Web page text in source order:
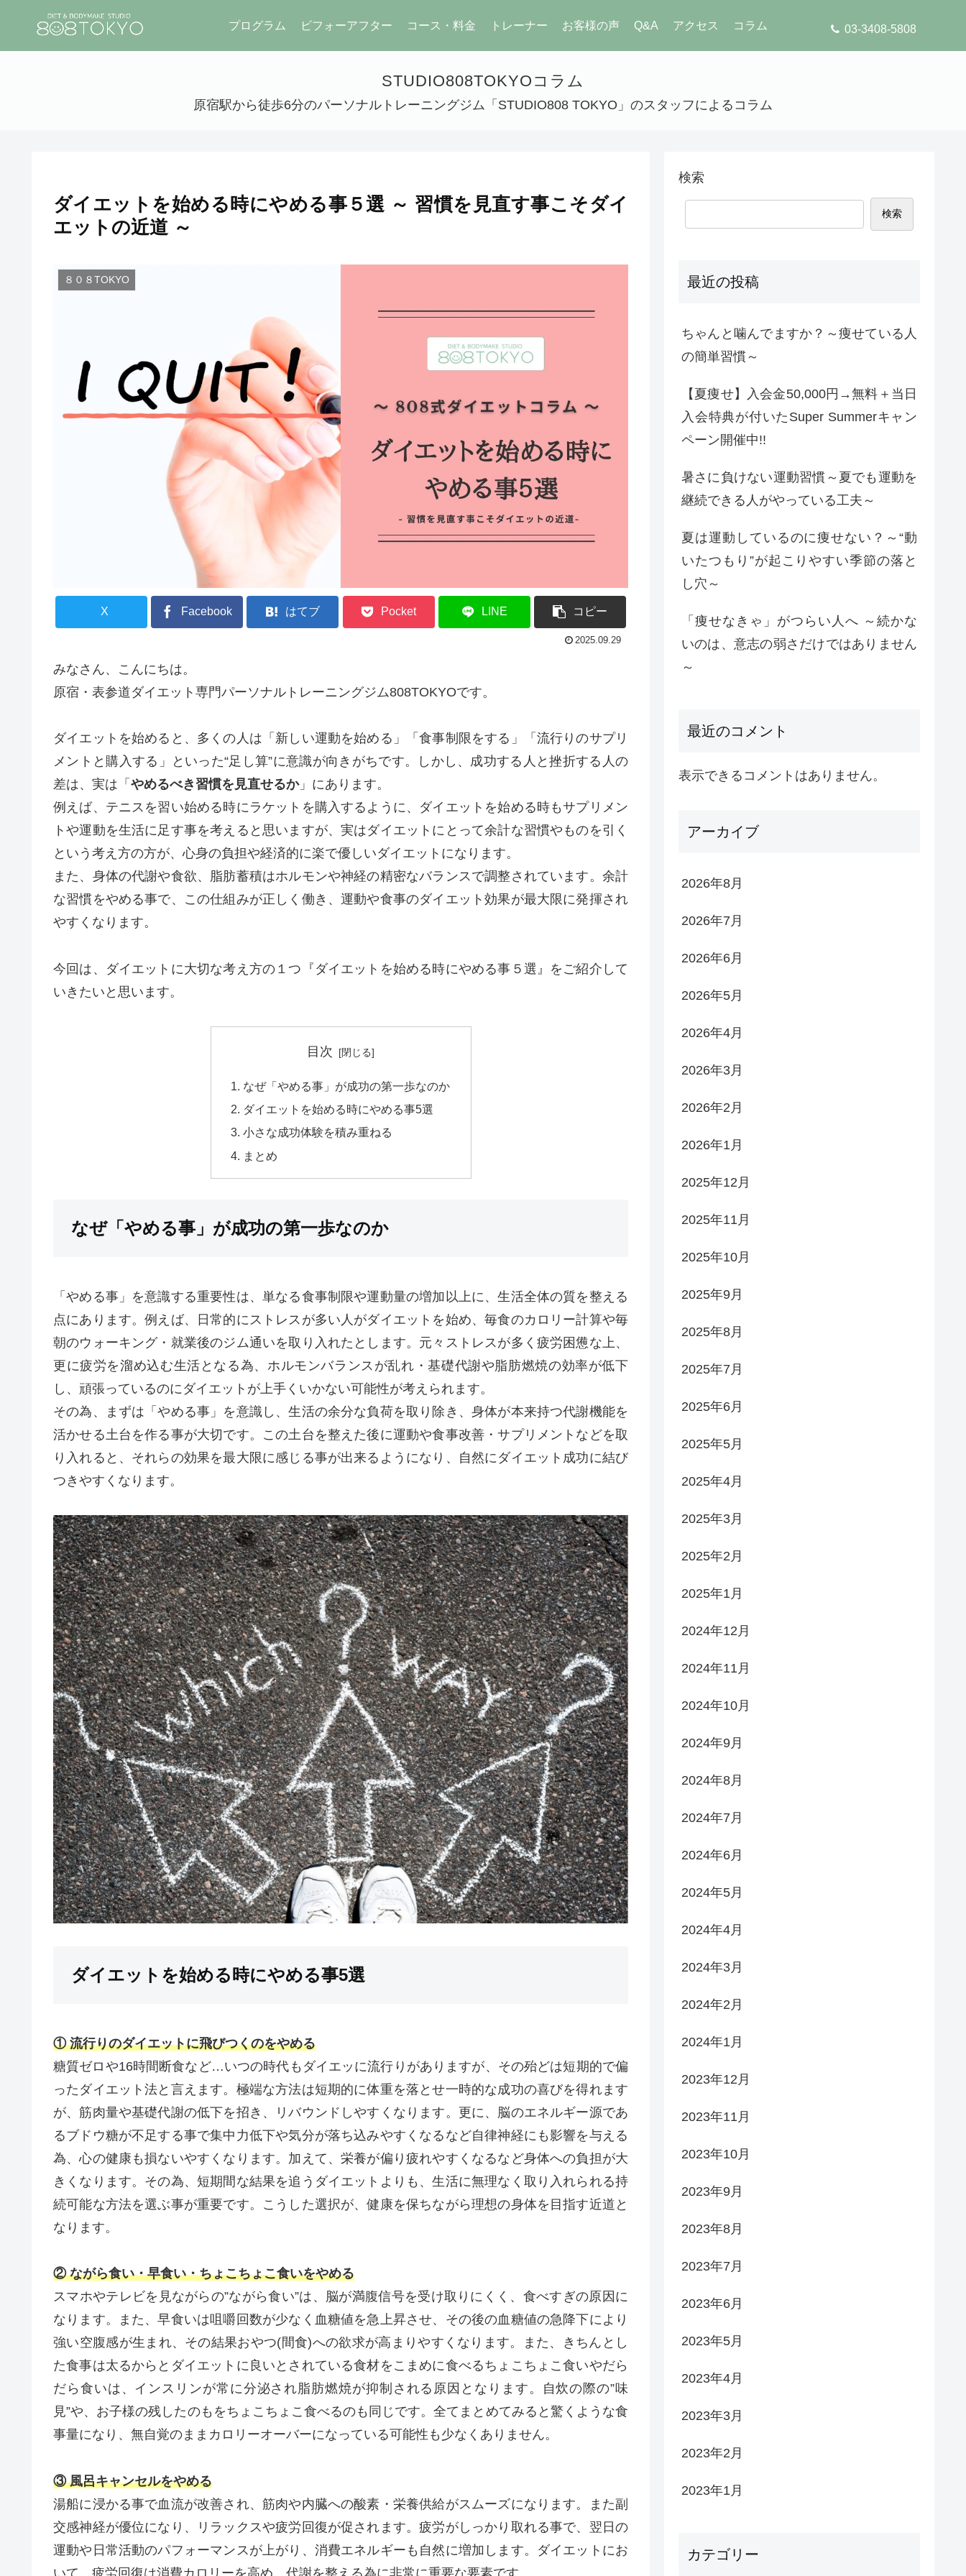
03-3408-5808
プログラム ビフォーアフター コース・料金 トレーナー お客様の声 Q&A アクセス コラム
STUDIO808TOKYOコラム
原宿駅から徒歩6分のパーソナルトレーニングジム「STUDIO808 TOKYO」のスタッフによるコラム
ダイエットを始める時にやめる事５選 ～ 習慣を見直す事こそダイ
エットの近道 ～
８０８TOKYO
X Facebook はてブ Pocket LINE コピー
2025.09.29
みなさん、こんにちは。
原宿・表参道ダイエット専門パーソナルトレーニングジム808TOKYOです。
ダイエットを始めると、多くの人は「新しい運動を始める」「食事制限をする」「流行りのサプリ
メントと購入する」といった“足し算”に意識が向きがちです。しかし、成功する人と挫折する人の
差は、実は「 やめるべき習慣を見直せるか」にあります。
例えば、テニスを習い始める時にラケットを購入するように、ダイエットを始める時もサプリメン
トや運動を生活に足す事を考えると思いますが、実はダイエットにとって余計な習慣やものを引く
という考え方の方が、心身の負担や経済的に楽で優しいダイエットになります。
また、身体の代謝や食欲、脂肪蓄積はホルモンや神経の精密なバランスで調整されています。余計
な習慣をやめる事で、この仕組みが正しく働き、運動や食事のダイエット効果が最大限に発揮され
やすくなります。
今回は、ダイエットに大切な考え方の１つ『ダイエットを始める時にやめる事５選』をご紹介して
いきたいと思います。
目次
なぜ「やめる事」が成功の第一歩なのか
ダイエットを始める時にやめる事5選
小さな成功体験を積み重ねる
まとめ
なぜ「やめる事」が成功の第一歩なのか
「やめる事」を意識する重要性は、単なる食事制限や運動量の増加以上に、生活全体の質を整える
点にあります。例えば、日常的にストレスが多い人がダイエットを始め、毎食のカロリー計算や毎
朝のウォーキング・就業後のジム通いを取り入れたとします。元々ストレスが多く疲労困憊な上、
更に疲労を溜め込む生活となる為、ホルモンバランスが乱れ・基礎代謝や脂肪燃焼の効率が低下
し、頑張っているのにダイエットが上手くいかない可能性が考えられます。
その為、まずは「やめる事」を意識し、生活の余分な負荷を取り除き、身体が本来持つ代謝機能を
活かせる土台を作る事が大切です。この土台を整えた後に運動や食事改善・サプリメントなどを取
り入れると、それらの効果を最大限に感じる事が出来るようになり、自然にダイエット成功に結び
つきやすくなります。
ダイエットを始める時にやめる事5選
① 流行りのダイエットに飛びつくのをやめる
糖質ゼロや16時間断食など…いつの時代もダイエッに流行りがありますが、その殆どは短期的で偏
ったダイエット法と言えます。極端な方法は短期的に体重を落とせ一時的な成功の喜びを得れます
が、筋肉量や基礎代謝の低下を招き、リバウンドしやすくなります。更に、脳のエネルギー源であ
るブドウ糖が不足する事で集中力低下や気分が落ち込みやすくなるなど自律神経にも影響を与える
為、心の健康も損ないやすくなります。加えて、栄養が偏り疲れやすくなるなど身体への負担が大
きくなります。その為、短期間な結果を追うダイエットよりも、生活に無理なく取り入れられる持
続可能な方法を選ぶ事が重要です。こうした選択が、健康を保ちながら理想の身体を目指す近道と
なります。
② ながら食い・早食い・ちょこちょこ食いをやめる
スマホやテレビを見ながらの”ながら食い”は、脳が満腹信号を受け取りにくく、食べすぎの原因に
なります。また、早食いは咀嚼回数が少なく血糖値を急上昇させ、その後の血糖値の急降下により
強い空腹感が生まれ、その結果おやつ(間食)への欲求が高まりやすくなります。また、きちんとし
た食事は太るからとダイエットに良いとされている食材をこまめに食べるちょこちょこ食いやだら
だら食いは、インスリンが常に分泌され脂肪燃焼が抑制される原因となります。自炊の際の”味
見”や、お子様の残したのもをちょこちょこ食べるのも同じです。全てまとめてみると驚くような食
事量になり、無自覚のままカロリーオーバーになっている可能性も少なくありません。
③ 風呂キャンセルをやめる
湯船に浸かる事で血流が改善され、筋肉や内臓への酸素・栄養供給がスムーズになります。また副
交感神経が優位になり、リラックスや疲労回復が促されます。疲労がしっかり取れる事で、翌日の
運動や日常活動のパフォーマンスが上がり、消費エネルギーも自然に増加します。ダイエットにお
いて、疲労回復は消費カロリーを高め、代謝を整える為に非常に重要な要素です。
検索
検索
最近の投稿
ちゃんと噛んでますか？～痩せている人
の簡単習慣～
【夏痩せ】入会金50,000円→無料＋当日
入会特典が付いたSuper Summerキャン
ペーン開催中!!
暑さに負けない運動習慣～夏でも運動を
継続できる人がやっている工夫～
夏は運動しているのに痩せない？～“動
いたつもり”が起こりやすい季節の落と
し穴～
「痩せなきゃ」がつらい人へ ～続かな
いのは、意志の弱さだけではありません
～
最近のコメント
表示できるコメントはありません。
アーカイブ
2026年8月
2026年7月
2026年6月
2026年5月
2026年4月
2026年3月
2026年2月
2026年1月
2025年12月
2025年11月
2025年10月
2025年9月
2025年8月
2025年7月
2025年6月
2025年5月
2025年4月
2025年3月
2025年2月
2025年1月
2024年12月
2024年11月
2024年10月
2024年9月
2024年8月
2024年7月
2024年6月
2024年5月
2024年4月
2024年3月
2024年2月
2024年1月
2023年12月
2023年11月
2023年10月
2023年9月
2023年8月
2023年7月
2023年6月
2023年5月
2023年4月
2023年3月
2023年2月
2023年1月
カテゴリー